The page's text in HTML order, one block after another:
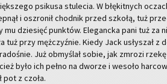
psi­ku­sa stu­le­cia. W błę­kit­nych
i oszro­nił chod­nik przed szko­łą, tuż
mu dzie­sięć punk­tów. Ele­ganc­ka pani tuż za
tuż przy męż­czyź­nie. Kiedy Jack usły­szał
Już ob­my­ślał sobie, jak zmro­zi
było ich pełno na dwo­rze i we­so­ło
pot z czoła.